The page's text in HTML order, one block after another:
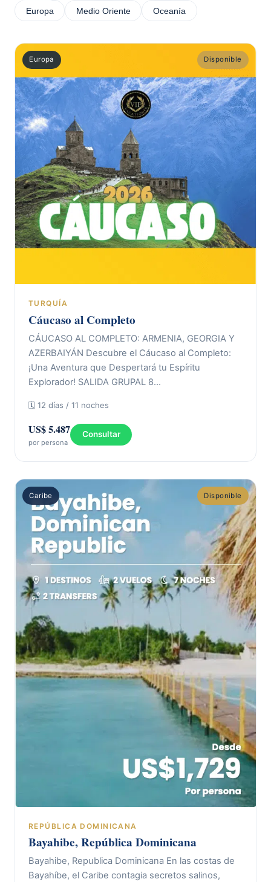
Europa Medio Oriente Oceanía
Europa Disponible
TURQUÍA
Cáucaso al Completo
CÁUCASO AL COMPLETO: ARMENIA, GEORGIA Y
AZERBAIYÁN Descubre el Cáucaso al Completo:
¡Una Aventura que Despertará tu Espíritu
Explorador! SALIDA GRUPAL 8…
🗓 12 días / 11 noches
US$ 5.487
por persona
Consultar
Caribe Disponible
REPÚBLICA DOMINICANA
Bayahibe, República Dominicana
Bayahibe, Republica Dominicana En las costas de
Bayahíbe, el Caribe contagia secretos salinos,